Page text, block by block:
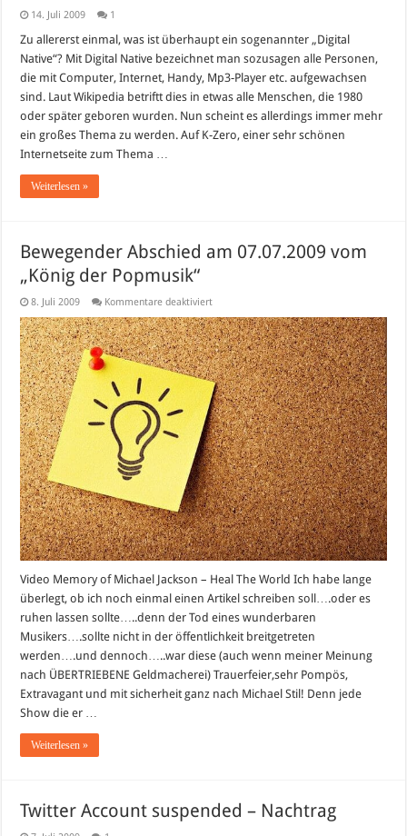
14. Juli 2009 1
Zu allererst einmal, was ist überhaupt ein sogenannter „Digital
Native“? Mit Digital Native bezeichnet man sozusagen alle Personen,
die mit Computer, Internet, Handy, Mp3-Player etc. aufgewachsen
sind. Laut Wikipedia betriftt dies in etwas alle Menschen, die 1980
oder später geboren wurden. Nun scheint es allerdings immer mehr
ein großes Thema zu werden. Auf K-Zero, einer sehr schönen
Internetseite zum Thema …
Weiterlesen »
Bewegender Abschied am 07.07.2009 vom
„König der Popmusik“
8. Juli 2009 Kommentare deaktiviertfür
Abschied
am
07.07.2009
vom
„König
der
Popmusik“
Video Memory of Michael Jackson – Heal The World Ich habe lange
überlegt, ob ich noch einmal einen Artikel schreiben soll….oder es
ruhen lassen sollte…..denn der Tod eines wunderbaren
Musikers….sollte nicht in der öffentlichkeit breitgetreten
werden….und dennoch…..war diese (auch wenn meiner Meinung
nach ÜBERTRIEBENE Geldmacherei) Trauerfeier,sehr Pompös,
Extravagant und mit sicherheit ganz nach Michael Stil! Denn jede
Show die er …
Weiterlesen »
Twitter Account suspended – Nachtrag